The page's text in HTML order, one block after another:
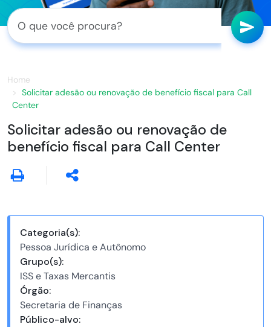
Home
Solicitar adesão ou renovação de benefício fiscal para Call
Center
Solicitar adesão ou renovação de
benefício fiscal para Call Center
Categoria(s):
Pessoa Jurídica e Autônomo
Grupo(s):
ISS e Taxas Mercantis
Órgão:
Secretaria de Finanças
Público-alvo: